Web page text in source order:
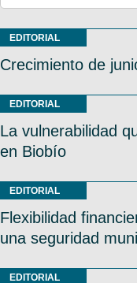
EDITORIAL
Crecimiento de
EDITORIAL
La vulnerabilidad
en Biobío
EDITORIAL
Flexibilidad
una seguridad
EDITORIAL